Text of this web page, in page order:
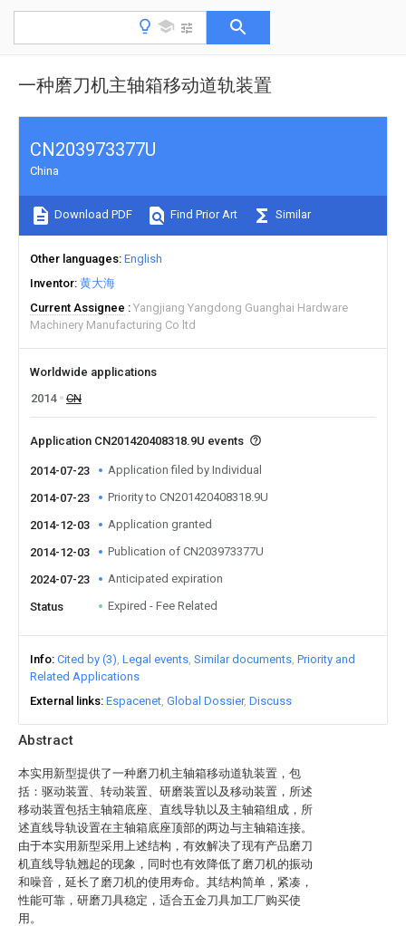
一种磨刀机主轴箱移动道轨装置
Abstract
本实用新型提供了一种磨刀机主轴箱移动道轨装置，包
括：驱动装置、转动装置、研磨装置以及移动装置，所述
移动装置包括主轴箱底座、直线导轨以及主轴箱组成，所
述直线导轨设置在主轴箱底座顶部的两边与主轴箱连接。
由于本实用新型采用上述结构，有效解决了现有产品磨刀
机直线导轨翘起的现象，同时也有效降低了磨刀机的振动
和噪音，延长了磨刀机的使用寿命。其结构简单，紧凑，
性能可靠，研磨刀具稳定，适合五金刀具加工厂购买使
用。
CN203973377U
China
Download PDF Find Prior Art Similar
Other languages English
Inventor 黄大海
Current Assignee
Yangjiang Yangdong Guanghai Hardware
Machinery Manufacturing Co ltd
Worldwide applications
2014
CN
Application CN201420408318.9U events
2014-07-23 Application filed by Individual
2014-07-23 Priority to CN201420408318.9U
2014-12-03 Application granted
2014-12-03 Publication of CN203973377U
2024-07-23 Anticipated expiration
Status Expired - Fee Related
Info Cited by (3) Legal events Similar documents Priority and
Related Applications
External links Espacenet Global Dossier Discuss